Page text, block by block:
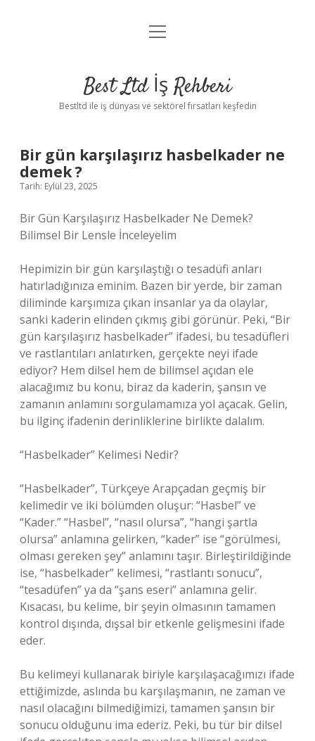
Anasayfa
Yasal Uyarı
menüyü
Best Ltd İş Rehberi
Bestltd ile iş dünyası ve sektörel fırsatları keşfedin
Bir gün karşılaşırız hasbelkader ne
demek ?
Tarih: Eylül 23, 2025
Bir Gün Karşılaşırız Hasbelkader Ne Demek?
Bilimsel Bir Lensle İnceleyelim
Hepimizin bir gün karşılaştığı o tesadüfi anları
hatırladığınıza eminim. Bazen bir yerde, bir zaman
diliminde karşımıza çıkan insanlar ya da olaylar,
sanki kaderin elinden çıkmış gibi görünür. Peki, “Bir
gün karşılaşırız hasbelkader” ifadesi, bu tesadüfleri
ve rastlantıları anlatırken, gerçekte neyi ifade
ediyor? Hem dilsel hem de bilimsel açıdan ele
alacağımız bu konu, biraz da kaderin, şansın ve
zamanın anlamını sorgulamamıza yol açacak. Gelin,
bu ilginç ifadenin derinliklerine birlikte dalalım.
“Hasbelkader” Kelimesi Nedir?
“Hasbelkader”, Türkçeye Arapçadan geçmiş bir
kelimedir ve iki bölümden oluşur: “Hasbel” ve
“Kader.” “Hasbel”, “nasıl olursa”, “hangi şartla
olursa” anlamına gelirken, “kader” ise “görülmesi,
olması gereken şey” anlamını taşır. Birleştirildiğinde
ise, “hasbelkader” kelimesi, “rastlantı sonucu”,
“tesadüfen” ya da “şans eseri” anlamına gelir.
Kısacası, bu kelime, bir şeyin olmasının tamamen
kontrol dışında, dışsal bir etkenle gelişmesini ifade
eder.
Bu kelimeyi kullanarak biriyle karşılaşacağımızı ifade
ettiğimizde, aslında bu karşılaşmanın, ne zaman ve
nasıl olacağını bilmediğimizi, tamamen şansın bir
sonucu olduğunu ima ederiz. Peki, bu tür bir dilsel